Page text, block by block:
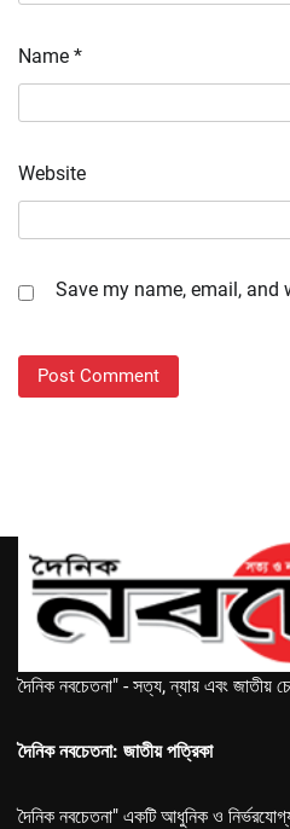
Name *
Website
Save my name, email,
দৈনিক নবচেতনা" - সত্য, ন্যায় এবং জাতীয়
দৈনিক নবচেতনা: জাতীয় পত্রিকা
দৈনিক নবচেতনা" একটি আধুনিক ও